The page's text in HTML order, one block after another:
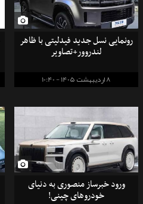
رونمایی نسل جدید فیدلیتی با ظاهر
لندروور+تصاویر
8 اردیبهشت 1405 - 10:40
ورود خبرساز منصوری به دنیای
خودروهای چینی!